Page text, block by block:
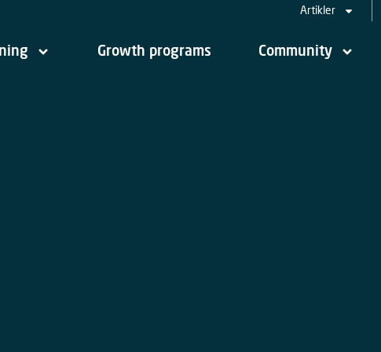
Artikler
Growth programs Community